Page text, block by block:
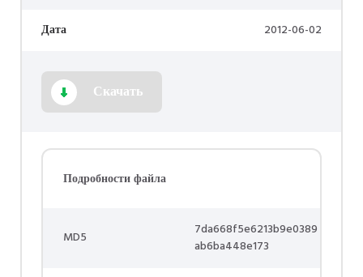
Дата 2012-06-02
Скачать
Подробности файла
MD5
7da668f5e6213b9e0389
ab6ba448e173